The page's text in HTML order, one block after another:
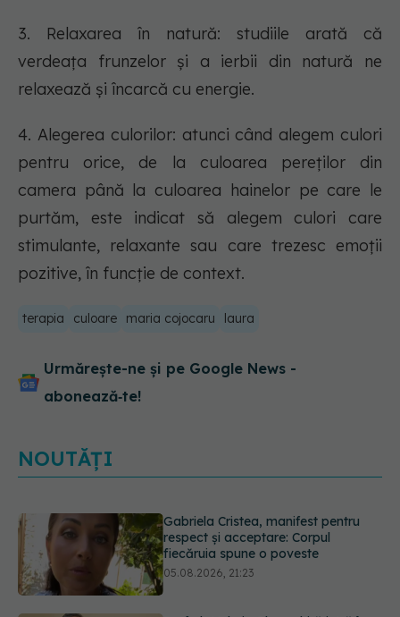
3. Relaxarea în natură: studiile arată că
verdeața frunzelor și a ierbii din natură ne
relaxează și încarcă cu energie.
4. Alegerea culorilor: atunci când alegem culori
pentru orice, de la culoarea pereților din
camera până la culoarea hainelor pe care le
purtăm, este indicat să alegem culori care
stimulante, relaxante sau care trezesc emoții
pozitive, în funcție de context.
terapia culoare maria cojocaru laura
Urmărește-ne și pe Google News -
abonează‑te!
NOUTĂȚI
Prof. dr. Valeriu Gheorghiță intră în
Board-ul Editorial al revistei
Scientific Reports, din Nature
Portfolio